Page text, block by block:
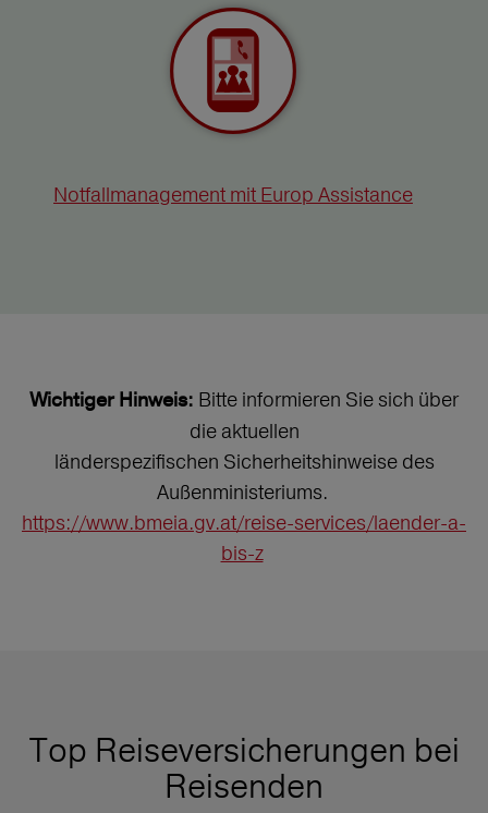
Notfallmanagement mit Europ Assistance
Wichtiger Hinweis: Bitte informieren Sie sich über
die aktuellen
länderspezifischen Sicherheitshinweise des
Außenministeriums.
https://www.bmeia.gv.at/reise-services/laender-a-
bis-z
Top Reiseversicherungen bei
Reisenden